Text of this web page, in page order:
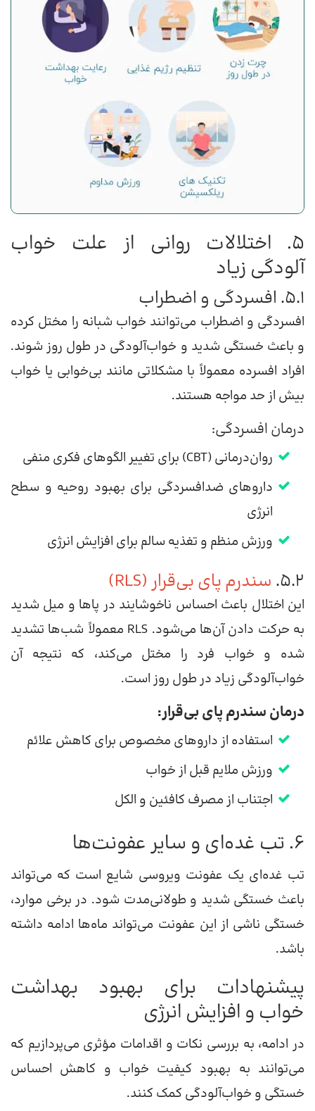
۵. اختلالات روانی از علت خواب
آلودگی زیاد
۵.۱. افسردگی و اضطراب
افسردگی و اضطراب می‌توانند خواب شبانه را مختل کرده
و باعث خستگی شدید و خواب‌آلودگی در طول روز شوند.
افراد افسرده معمولاً با مشکلاتی مانند بی‌خوابی یا خواب
بیش از حد مواجه هستند.
درمان افسردگی:
روان‌درمانی (CBT) برای تغییر الگوهای فکری منفی
داروهای ضدافسردگی برای بهبود روحیه و سطح
انرژی
ورزش منظم و تغذیه سالم برای افزایش انرژی
۵.۲. سندرم پای بی‌قرار (RLS)
این اختلال باعث احساس ناخوشایند در پاها و میل شدید
به حرکت دادن آن‌ها می‌شود. RLS معمولاً شب‌ها تشدید
شده و خواب فرد را مختل می‌کند، که نتیجه آن
خواب‌آلودگی زیاد در طول روز است.
درمان سندرم پای بی‌قرار:
استفاده از داروهای مخصوص برای کاهش علائم
ورزش ملایم قبل از خواب
اجتناب از مصرف کافئین و الکل
۶. تب غده‌ای و سایر عفونت‌ها
تب غده‌ای یک عفونت ویروسی شایع است که می‌تواند
باعث خستگی شدید و طولانی‌مدت شود. در برخی موارد،
خستگی ناشی از این عفونت می‌تواند ماه‌ها ادامه داشته
باشد.
پیشنهادات برای بهبود بهداشت
خواب و افزایش انرژی
در ادامه، به بررسی نکات و اقدامات مؤثری می‌پردازیم که
می‌توانند به بهبود کیفیت خواب و کاهش احساس
خستگی و خواب‌آلودگی کمک کنند.